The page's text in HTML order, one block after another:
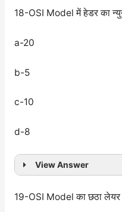
18-OSI Model में हेडर का
a-20
b-5
c-10
d-8
View Answer
19-OSI Model का छठा लेयर